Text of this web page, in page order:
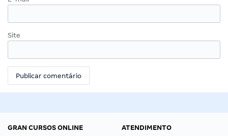
Site
GRAN CURSOS ONLINE
ATENDIMENTO